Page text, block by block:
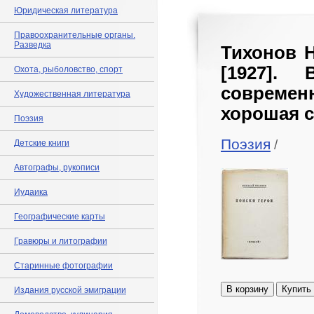
Юридическая литература
Правоохранительные органы.
Разведка
Охота, рыболовство, спорт
Художественная литература
Поэзия
Детские книги
Автографы, рукописи
Иудаика
Географические карты
Гравюры и литографии
Старинные фотографии
Издания русской эмиграции
Тихонов
[1927].
хорошая
Поэзия /
В корзину Купить